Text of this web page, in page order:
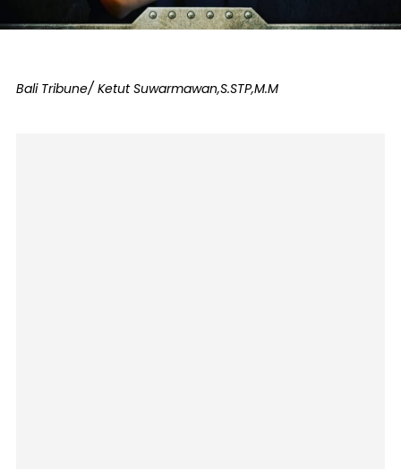
Bali Tribune/ Ketut Suwarmawan,S.STP,M.M